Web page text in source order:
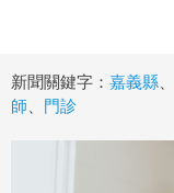
新聞關鍵字： 嘉義縣
師
門診